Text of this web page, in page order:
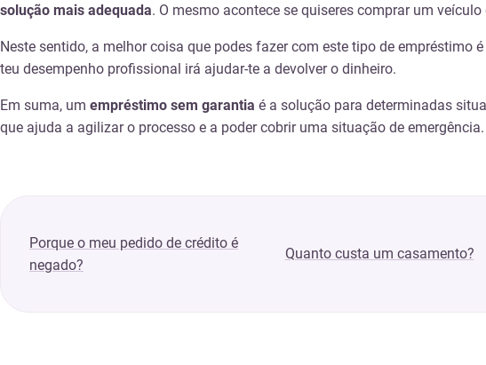
solução mais adequada. O mesmo acontece se quiseres comprar um
Neste sentido, a melhor coisa que podes fazer com este tipo de
teu desempenho profissional irá ajudar-te a devolver o dinheiro.
Em suma, um empréstimo sem garantia é a solução para determinadas
que ajuda a agilizar o processo e a poder cobrir uma situação de emergência.
Porque o meu pedido de crédito é
negado?
Quanto custa um casamento?